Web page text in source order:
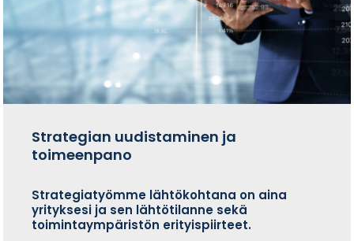
Strategian uudistaminen ja
toimeenpano
Strategiatyömme lähtökohtana on aina
yrityksesi ja sen lähtötilanne sekä
toimintaympäristön erityispiirteet.